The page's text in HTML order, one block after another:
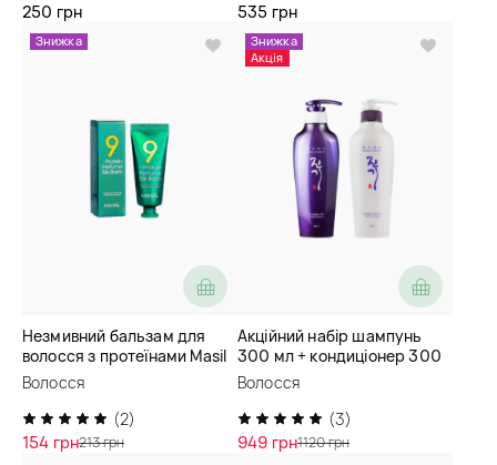
250 грн
535 грн
Знижка
Незмивний бальзам для
волосся з протеїнами Masil
9 Protein Perfume Silk Balm
(мініатюра)
Волосся
(2)
154 грн213 грн
Знижка
Акція
Акційний набір шампунь
300 мл + кондиціонер 300
мл Daeng Gi Meo Ri
Волосся
(3)
949 грн1120 грн